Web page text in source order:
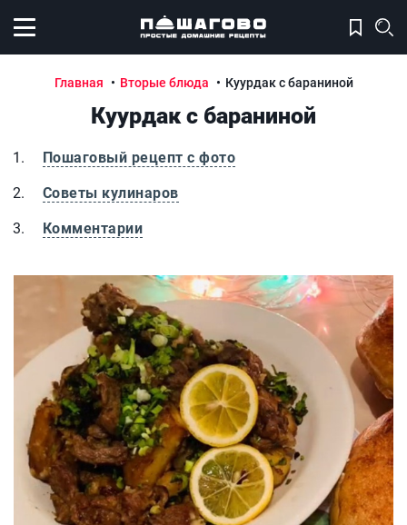
Открыть меню
Главная Вторые блюда Куурдак с бараниной
Куурдак с бараниной
Пошаговый рецепт с фото
Советы кулинаров
Комментарии
Куурдак с бараниной